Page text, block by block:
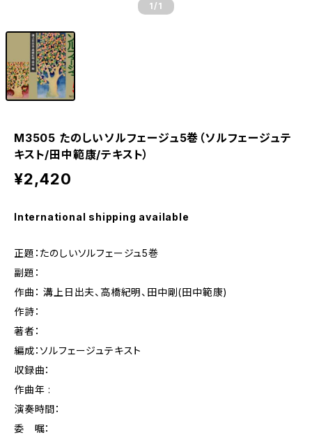
1 /1
M3505 たのしいソルフェージュ5巻（ソルフェージュテ
キスト/田中範康/テキスト）
¥2,420
International shipping available
正題：たのしいソルフェージュ5巻
副題：
作曲： 溝上日出夫、高橋紀明、田中剛(田中範康)
作詩：
著者：
編成：ソルフェージュテキスト
収録曲：
作曲年 :
演奏時間：
委 嘱：